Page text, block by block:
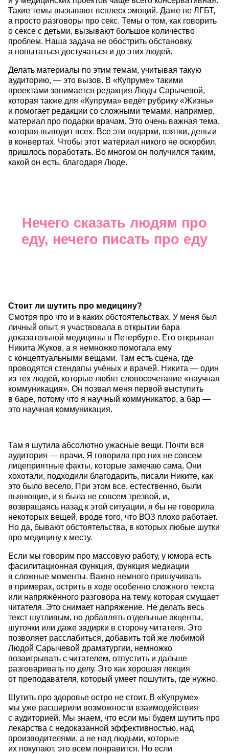
Такие темы вызывают всплеск эмоций. Даже не ЛГБТ,
а просто разговоры про секс. Темы о том, как говорить
о сексе с детьми, вызывают большое количество
проблем. Наша задача не обострить обстановку,
а попытаться достучаться и до этих людей.
Делать материалы по этим темам, учитывая такую
аудиторию, — это вызов. В «Купруме» такими
проектами занимается редакция Люды Сарычевой,
которая также для «Купрума» ведёт рубрику «Жизнь»
и помогает редакции со сложными темами, например,
материал про подарки врачам. Это очень важная тема,
которая выводит всех. Все эти подарки, взятки, деньги
в конвертах. Чтобы этот материал никого не оскорбил,
пришлось поработать. Во многом он получился таким,
какой он есть, благодаря Люде.
Нечего сказать людям про
еду, нечего писать про еду
Стоит ли шутить про медицину?
Смотря про что и в каких обстоятельствах. У меня был
личный опыт, я участвовала в открытии бара
доказательной медицины в Петербурге. Его открывал
Никита Жуков, а я немножко помогала ему
с концептуальными вещами. Там есть сцена, где
проводятся стендапы учёных и врачей. Никита — один
из тех людей, которые любят словосочетание «научная
коммуникация». Он позвал меня первой выступить
в баре, потому что я научный коммуникатор, а бар —
это научная коммуникация.
Там я шутила абсолютно ужасные вещи. Почти вся
аудитория — врачи. Я говорила про них не совсем
лицеприятные факты, которые замечаю сама. Они
хохотали, подходили благодарить, писали Никите, как
это было весело. При этом все, естественно, были
пьянющие, и я была не совсем трезвой, и,
возвращаясь назад к этой ситуации, я бы не говорила
некоторых вещей, вроде того, что ВОЗ плохо работает.
Но да, бывают обстоятельства, в которых любые шутки
про медицину к месту.
Если мы говорим про массовую работу, у юмора есть
фасилитационная функция, функция медиации
в сложные моменты. Важно немного пришучивать
в примерах, острить в ходе особенно сложного текста
или напряжённого разговора на тему, которая смущает
читателя. Это снимает напряжение. Не делать весь
текст шутливым, но добавлять отдельные акценты,
шуточки или даже задирки в сторону читателя. Это
позволяет расслабиться, добавить той же любимой
Людой Сарычевой драматургии, немножко
позаигрывать с читателем, отпустить и дальше
разговаривать по делу. Это как хорошая лекция
от преподавателя, который умеет пошутить, где нужно.
Шутить про здоровье остро не стоит. В «Купруме»
мы уже расширили возможности взаимодействия
с аудиторией. Мы знаем, что если мы будем шутить про
лекарства с недоказанной эффективностью, над
производителями, а не над людьми, которые
их покупают, это всем понравится. Но если